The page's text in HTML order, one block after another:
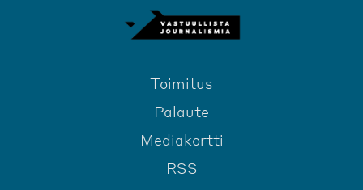
Toimitus
Palaute
Mediakortti
RSS